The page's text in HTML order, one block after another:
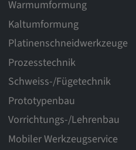
Warmumformung
Kaltumformung
Platinenschneidwerkzeuge
Prozesstechnik
Schweiss-/Fügetechnik
Prototypenbau
Vorrichtungs-/Lehrenbau
Mobiler Werkzeugservice